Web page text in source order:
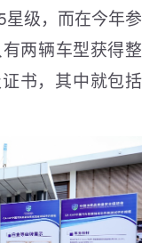
级，而在今年参
两辆车型获得整
书，其中就包括